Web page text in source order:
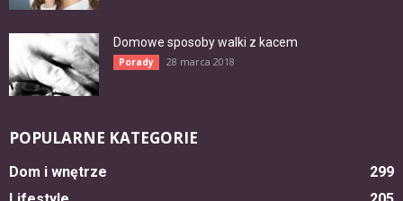
Domowe sposoby walki z kacem
Porady 28 marca 2018
POPULARNE KATEGORIE
Dom i wnętrze
299